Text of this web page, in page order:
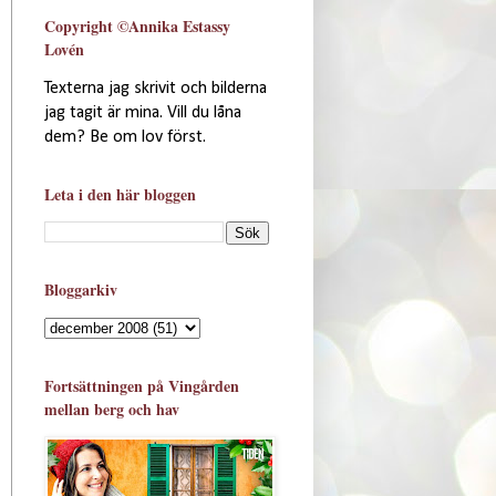
Copyright ©Annika Estassy
Lovén
Texterna jag skrivit och bilderna
jag tagit är mina. Vill du låna
dem? Be om lov först.
Leta i den här bloggen
Bloggarkiv
Fortsättningen på Vingården
mellan berg och hav